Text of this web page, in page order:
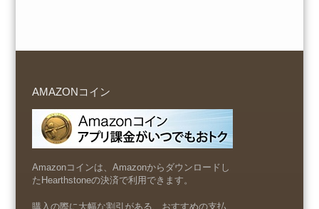
AMAZONコイン
Amazonコインは、Amazonからダウンロードし
たHearthstoneの決済で利用できます。
購入の際に大幅な割引がある、おすすめの支払